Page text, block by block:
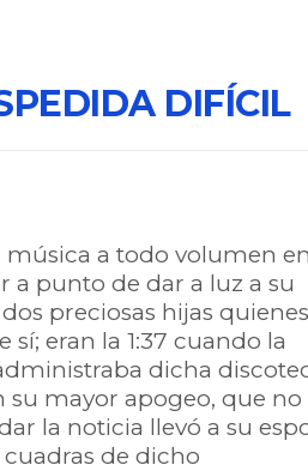
DIFÍCIL
música a todo volumen
a punto de dar a luz a su
preciosas hijas quienes
sí; eran la 1:37 cuando la
dicha
su mayor apogeo, que no
la noticia llevó a su
de dicho